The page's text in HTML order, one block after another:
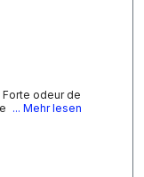
odeur de
... Mehr lesen